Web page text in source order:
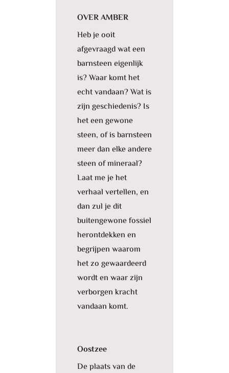
OVER AMBER
Heb je ooit
afgevraagd wat een
barnsteen eigenlijk
is? Waar komt het
echt vandaan? Wat is
zijn geschiedenis? Is
het een gewone
steen, of is barnsteen
meer dan elke andere
steen of mineraal?
Laat me je het
verhaal vertellen, en
dan zul je dit
buitengewone fossiel
herontdekken en
begrijpen waarom
het zo gewaardeerd
wordt en waar zijn
verborgen kracht
vandaan komt.
Oostzee
De plaats van de